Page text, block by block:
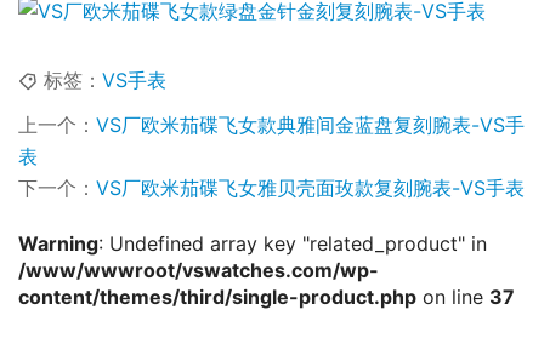
标签： VS手表
上一个： VS厂欧米茄碟飞女款典雅间金蓝盘复刻腕表-VS手
表
下一个： VS厂欧米茄碟飞女雅贝壳面玫款复刻腕表-VS手表
Warning: Undefined array key "related_product" in
/www/wwwroot/vswatches.com/wp-
content/themes/third/single-product.php on line 37